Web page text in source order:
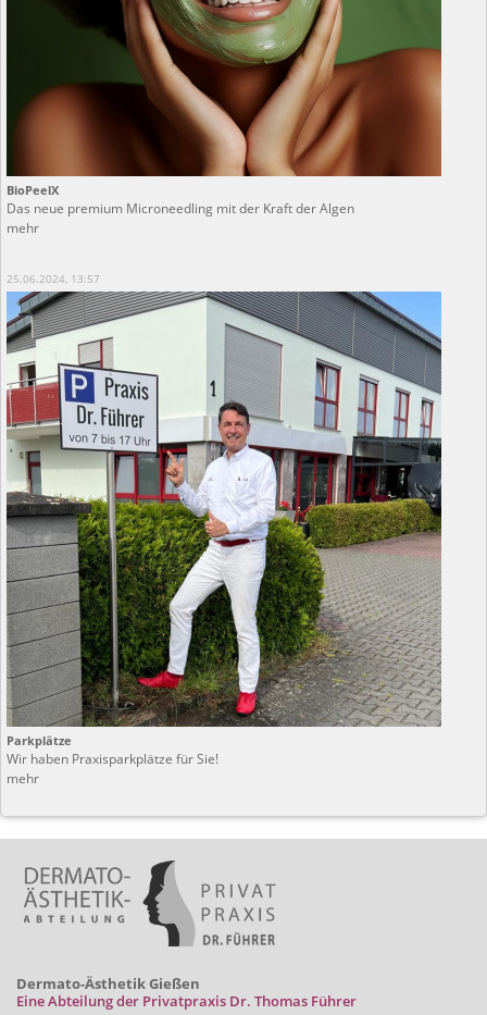
BioPeelX
Das neue premium Microneedling mit der Kraft der Algen
mehr
25.06.2024, 13:57
Parkplätze
Wir haben Praxisparkplätze für Sie!
mehr
Dermato-Ästhetik Gießen
Eine Abteilung der Privatpraxis Dr. Thomas Führer